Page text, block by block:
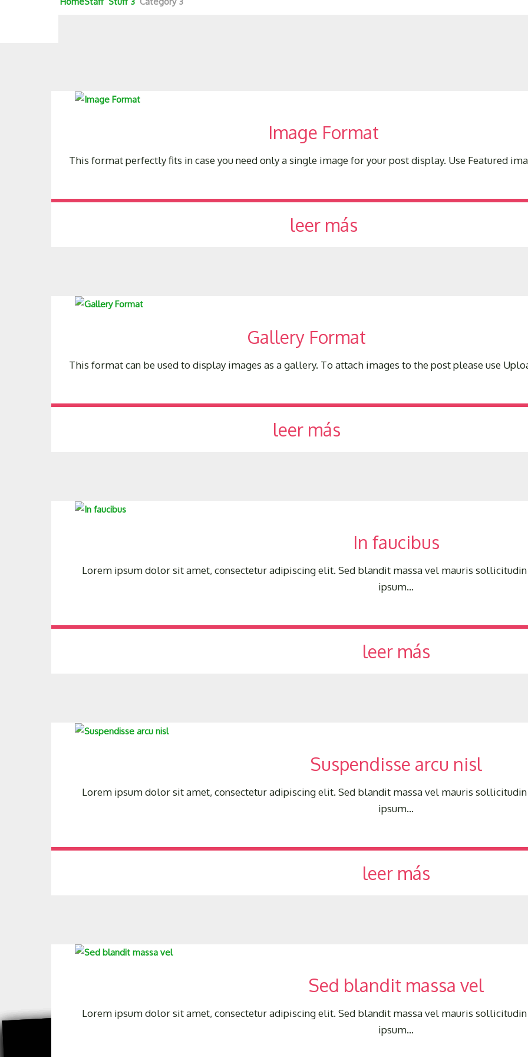
Image Format
This format perfectly fits in case you need only a single image for your post display. Use Featured
leer más
Gallery Format
This format can be used to display images as a gallery. To attach images to the post please use
leer más
In faucibus
Lorem ipsum dolor sit amet, consectetur adipiscing elit. Sed blandit massa vel mauris
ipsum…
leer más
Suspendisse arcu nisl
Lorem ipsum dolor sit amet, consectetur adipiscing elit. Sed blandit massa vel mauris
ipsum…
leer más
Sed blandit massa vel
Lorem ipsum dolor sit amet, consectetur adipiscing elit. Sed blandit massa vel mauris
ipsum…